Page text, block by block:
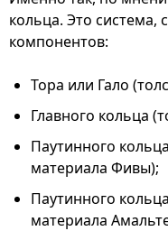
кольца. Это система,
компонентов:
Тора или Гало
Главного кольца
Паутинного
материала Фивы);
Паутинного
материала